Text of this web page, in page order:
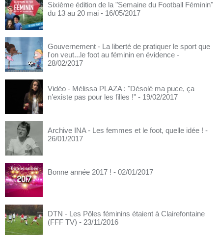
Sixième édition de la "Semaine du Football Féminin"
du 13 au 20 mai - 16/05/2017
Gouvernement - La liberté de pratiquer le sport que
l'on veut...le foot au féminin en évidence -
28/02/2017
Vidéo - Mélissa PLAZA : "Désolé ma puce, ça
n’existe pas pour les filles !" - 19/02/2017
Archive INA - Les femmes et le foot, quelle idée ! -
26/01/2017
Bonne année 2017 ! - 02/01/2017
DTN - Les Pôles féminins étaient à Clairefontaine
(FFF TV) - 23/11/2016